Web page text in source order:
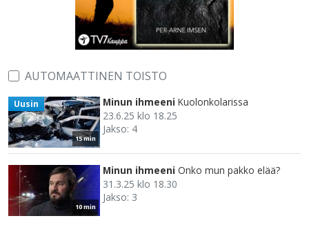
AUTOMAATTINEN TOISTO
15 min
Uusin Minun ihmeeni Kuolonkolarissa
23.6.25 klo 18.25
Jakso: 4
10 min
Minun ihmeeni Onko mun pakko elää?
31.3.25 klo 18.30
Jakso: 3